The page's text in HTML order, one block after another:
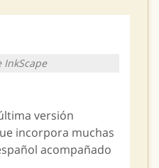
InkScape
versión
incorpora muchas
acompañado